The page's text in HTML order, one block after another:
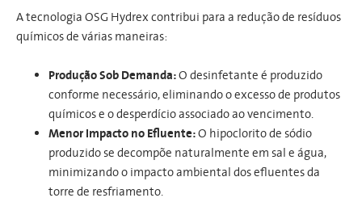
A tecnologia OSG Hydrex contribui para a redução de resíduos
químicos de várias maneiras:
Produção Sob Demanda:O desinfetante é produzido
conforme necessário, eliminando o excesso de produtos
químicos e o desperdício associado ao vencimento.
Menor Impacto no Efluente:O hipoclorito de sódio
produzido se decompõe naturalmente em sal e água,
minimizando o impacto ambiental dos efluentes da
torre de resfriamento.